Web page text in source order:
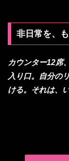
非日常を、
カウンター12席
入り口。自分の
ける。それは、